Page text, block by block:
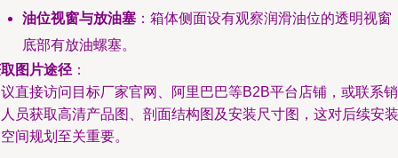
油位视窗与放油塞 ：箱体侧面设有观察润滑油位的透明视窗
底部有放油螺塞。
图片途径 ：
直接访问目标厂家官网、阿里巴巴等B2B平台店铺，或联系销
员获取高清产品图、剖面结构图及安装尺寸图，这对后续安装
间规划至关重要。